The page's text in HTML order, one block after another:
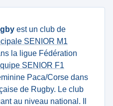
est un club de
SENIOR M1
la ligue Fédération
SENIOR F1
Paca/Corse dans
de Rugby. Le club
au niveau national. Il